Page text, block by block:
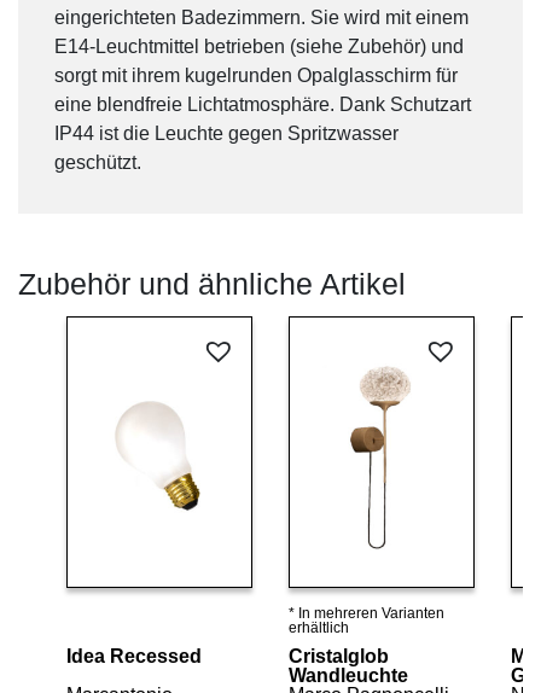
eingerichteten Badezimmern. Sie wird mit einem
E14-Leuchtmittel betrieben (siehe Zubehör) und
sorgt mit ihrem kugelrunden Opalglasschirm für
eine blendfreie Lichtatmosphäre. Dank Schutzart
IP44 ist die Leuchte gegen Spritzwasser
geschützt.
Zubehör und ähnliche Artikel
Idea Recessed
Details ansehen
* In mehreren Varianten
erhältlich
Cristalglob
Wandleuchte